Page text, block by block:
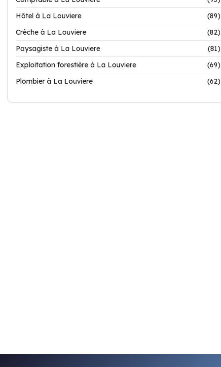
Hôtel à La Louviere
(89)
Crèche à La Louviere
(82)
Paysagiste à La Louviere
(81)
Exploitation forestière à La Louviere
(69)
Plombier à La Louviere
(62)